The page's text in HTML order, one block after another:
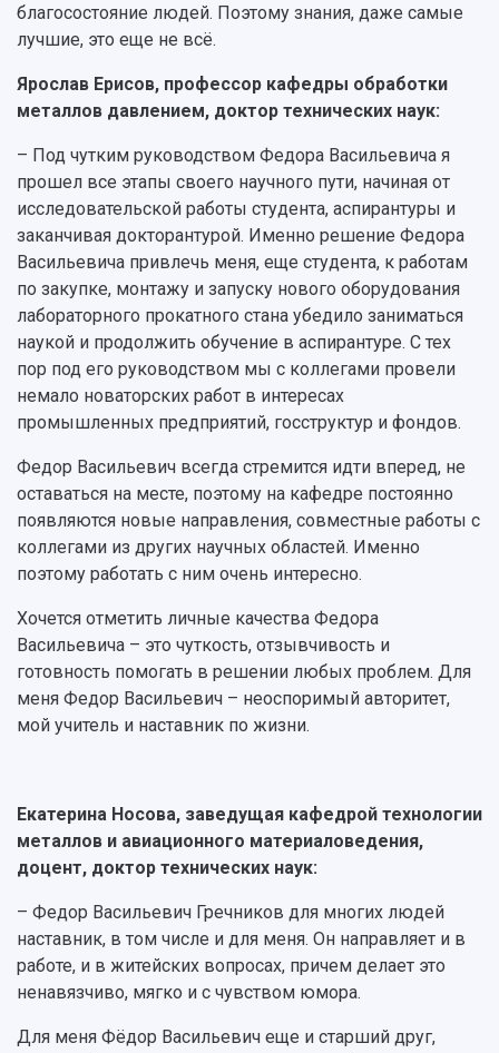
благосостояние людей. Поэтому знания, даже самые
лучшие, это еще не всё.
Ярослав Ерисов, профессор кафедры обработки
металлов давлением, доктор технических наук:
– Под чутким руководством Федора Васильевича я
прошел все этапы своего научного пути, начиная от
исследовательской работы студента, аспирантуры и
заканчивая докторантурой. Именно решение Федора
Васильевича привлечь меня, еще студента, к работам
по закупке, монтажу и запуску нового оборудования
лабораторного прокатного стана убедило заниматься
наукой и продолжить обучение в аспирантуре. С тех
пор под его руководством мы с коллегами провели
немало новаторских работ в интересах
промышленных предприятий, госструктур и фондов.
Федор Васильевич всегда стремится идти вперед, не
оставаться на месте, поэтому на кафедре постоянно
появляются новые направления, совместные работы с
коллегами из других научных областей. Именно
поэтому работать с ним очень интересно.
Хочется отметить личные качества Федора
Васильевича – это чуткость, отзывчивость и
готовность помогать в решении любых проблем. Для
меня Федор Васильевич – неоспоримый авторитет,
мой учитель и наставник по жизни.
Екатерина Носова, заведущая кафедрой технологии
металлов и авиационного материаловедения,
доцент, доктор технических наук:
– Федор Васильевич Гречников для многих людей
наставник, в том числе и для меня. Он направляет и в
работе, и в житейских вопросах, причем делает это
ненавязчиво, мягко и с чувством юмора.
Для меня Фёдор Васильевич еще и старший друг,